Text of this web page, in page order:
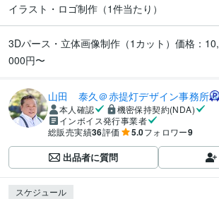
イラスト・ロゴ制作（1件当たり）
3Dパース・立体画像制作（1カット）価格：10,
000円〜
山田 泰久＠赤提灯デザイン事務所
本人確認
機密保持契約(NDA)
インボイス発行事業者
総販売実績36評価 5.0フォロワー9
出品者に質問
スケジュール